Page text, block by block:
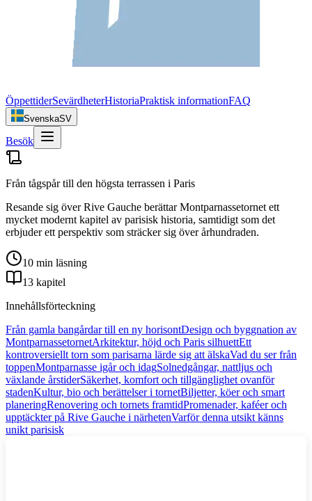
ÖppettiderSevärdheterHistoriaPraktisk informationFAQ
SvenskaSV
Besök
Från tågspår till den högsta terrassen i Paris
Resande sig över Rive Gauche berättar Montparnassetornet ett
mycket modernt kapitel av parisisk historia, samtidigt som det
erbjuder ett perspektiv som sträcker sig över århundraden.
10 min läsning
13 kapitel
Innehållsförteckning
Från gamla bangårdar till en ny horisontDesign och byggnation av
MontparnassetornetArkitektur, höjd och Paris silhuettEtt
kontroversiellt torn som parisarna lärde sig att älskaVad du ser från
toppenMontparnasse igår och idagSolnedgångar, nattljus och
växlande årstiderSäkerhet, komfort och tillgänglighet ovanför
stadenKultur, bio och berättelser i tornetBiljetter, köer och smart
planeringRenovering och tornets framtidPromenader, kaféer och
upptäckter på Rive Gauche i närhetenVarför denna utsikt känns
unikt parisisk